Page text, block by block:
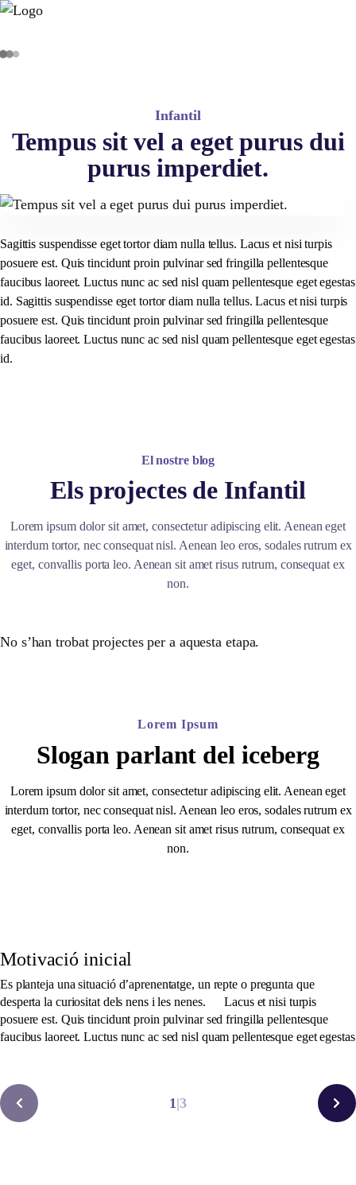
Infantil
Tempus sit vel a eget purus dui
purus imperdiet.
Sagittis suspendisse eget tortor diam nulla tellus. Lacus et nisi turpis
posuere est. Quis tincidunt proin pulvinar sed fringilla pellentesque
faucibus laoreet. Luctus nunc ac sed nisl quam pellentesque eget egestas
id. Sagittis suspendisse eget tortor diam nulla tellus. Lacus et nisi turpis
posuere est. Quis tincidunt proin pulvinar sed fringilla pellentesque
faucibus laoreet. Luctus nunc ac sed nisl quam pellentesque eget egestas
id.
El nostre blog
Els projectes de Infantil
Lorem ipsum dolor sit amet, consectetur adipiscing elit. Aenean eget
interdum tortor, nec consequat nisl. Aenean leo eros, sodales rutrum ex
eget, convallis porta leo. Aenean sit amet risus rutrum, consequat ex
non.
No s’han trobat projectes per a aquesta etapa.
Lorem Ipsum
Slogan parlant del iceberg
Lorem ipsum dolor sit amet, consectetur adipiscing elit. Aenean eget
interdum tortor, nec consequat nisl. Aenean leo eros, sodales rutrum ex
eget, convallis porta leo. Aenean sit amet risus rutrum, consequat ex
non.
Motivació inicial
Es planteja una situació d’aprenentatge, un repte o pregunta que
desperta la curiositat dels nens i les nenes. Lacus et nisi turpis
posuere est. Quis tincidunt proin pulvinar sed fringilla pellentesque
faucibus laoreet. Luctus nunc ac sed nisl quam pellentesque eget egestas
1 |3